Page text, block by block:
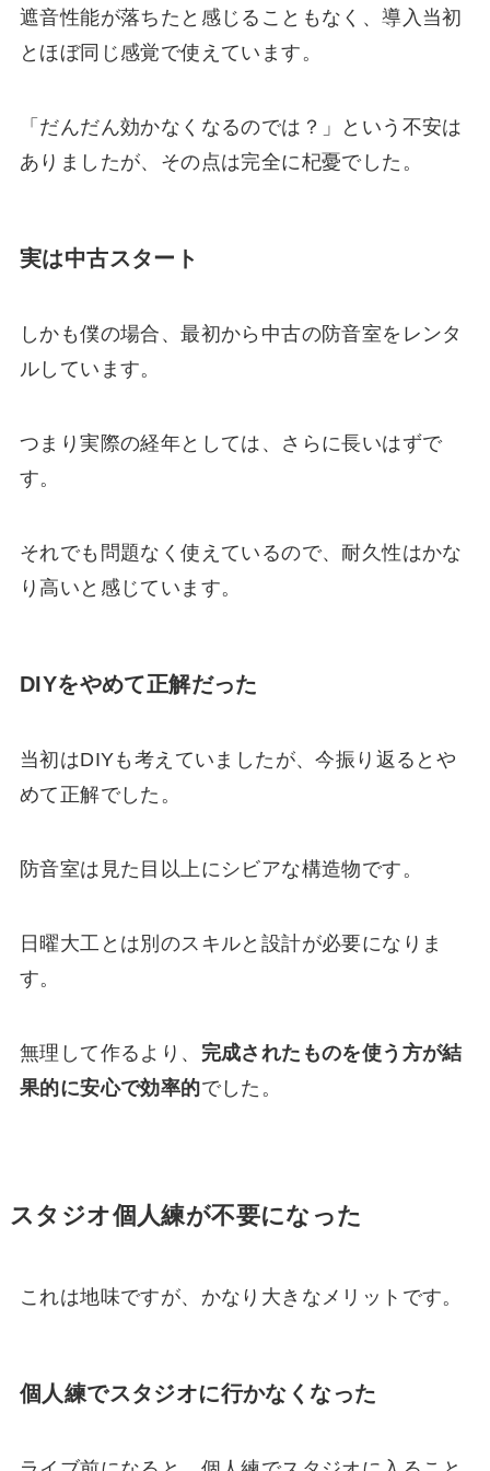
遮音性能が落ちたと感じることもなく、導入当初
とほぼ同じ感覚で使えています。
「だんだん効かなくなるのでは？」という不安は
ありましたが、その点は完全に杞憂でした。
実は中古スタート
しかも僕の場合、最初から中古の防音室をレンタ
ルしています。
つまり実際の経年としては、さらに長いはずで
す。
それでも問題なく使えているので、耐久性はかな
り高いと感じています。
DIYをやめて正解だった
当初はDIYも考えていましたが、今振り返るとや
めて正解でした。
防音室は見た目以上にシビアな構造物です。
日曜大工とは別のスキルと設計が必要になりま
す。
無理して作るより、 完成されたものを使う方が結
果的に安心で効率的でした。
スタジオ個人練が不要になった
これは地味ですが、かなり大きなメリットです。
個人練でスタジオに行かなくなった